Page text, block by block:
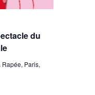
du
Paris,